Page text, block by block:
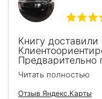
Книгу доставили
Предварительно
книжку, быстро
подарочек)
Читать полностью
Отзыв Яндекс.Карты